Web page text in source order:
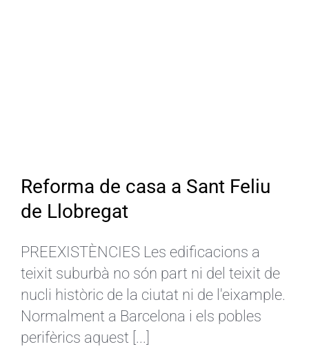
Reforma de casa a Sant Feliu
de Llobregat
PREEXISTÈNCIES Les edificacions a
teixit suburbà no són part ni del teixit de
nucli històric de la ciutat ni de l'eixample.
Normalment a Barcelona i els pobles
perifèrics aquest [...]